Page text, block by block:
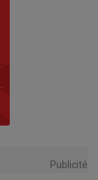
Publicité